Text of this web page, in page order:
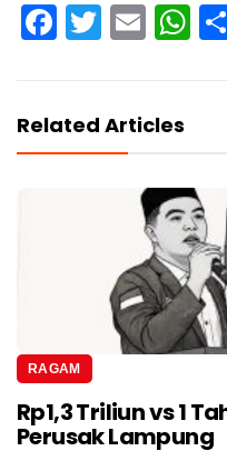
Facebook
Twitter
Email
Related Articles
RAGAM
Rp1,3 Triliun vs 1
Perusak Lampung